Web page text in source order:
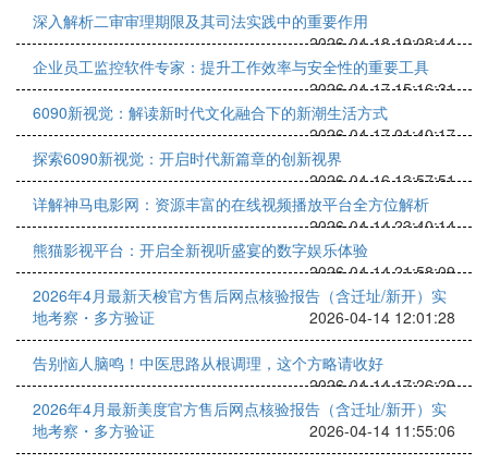
深入解析二审审理期限及其司法实践中的重要作用
2026-04-18 19:08:44
企业员工监控软件专家：提升工作效率与安全性的重要工具
2026-04-17 15:16:31
6090新视觉：解读新时代文化融合下的新潮生活方式
2026-04-17 01:40:17
探索6090新视觉：开启时代新篇章的创新视界
2026-04-16 13:57:51
详解神马电影网：资源丰富的在线视频播放平台全方位解析
2026-04-14 23:40:14
熊猫影视平台：开启全新视听盛宴的数字娱乐体验
2026-04-14 21:58:09
2026年4月最新天梭官方售后网点核验报告（含迁址/新开）实
地考察・多方验证
2026-04-14 12:01:28
告别恼人脑鸣！中医思路从根调理，这个方略请收好
2026-04-14 17:26:29
2026年4月最新美度官方售后网点核验报告（含迁址/新开）实
地考察・多方验证
2026-04-14 11:55:06